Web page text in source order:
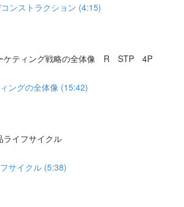
ンストラクション (4:15)
ケティング戦略の全体像 R STP 4P
ングの全体像 (15:42)
イフサイクル
サイクル (5:38)